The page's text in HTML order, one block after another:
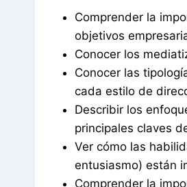
Comprender la
objetivos
Conocer los
Conocer las
cada estilo de
Describir los
principales claves
Ver cómo las
entusiasmo) están
Comprender la